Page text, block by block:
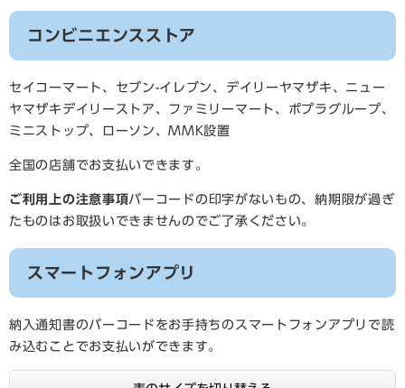
コンビニエンスストア
セイコーマート、セブン-イレブン、デイリーヤマザキ、ニュー
ヤマザキデイリーストア、ファミリーマート、ポプラグループ、
ミニストップ、ローソン、MMK設置
全国の店舗でお支払いできます。
ご利用上の注意事項バーコードの印字がないもの、納期限が過ぎ
たものはお取扱いできませんのでご了承ください。
スマートフォンアプリ
納入通知書のバーコードをお手持ちのスマートフォンアプリで読
み込むことでお支払いができます。